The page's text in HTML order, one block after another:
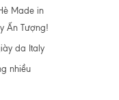
Made in
Ấn Tượng!
da Italy
nhiều